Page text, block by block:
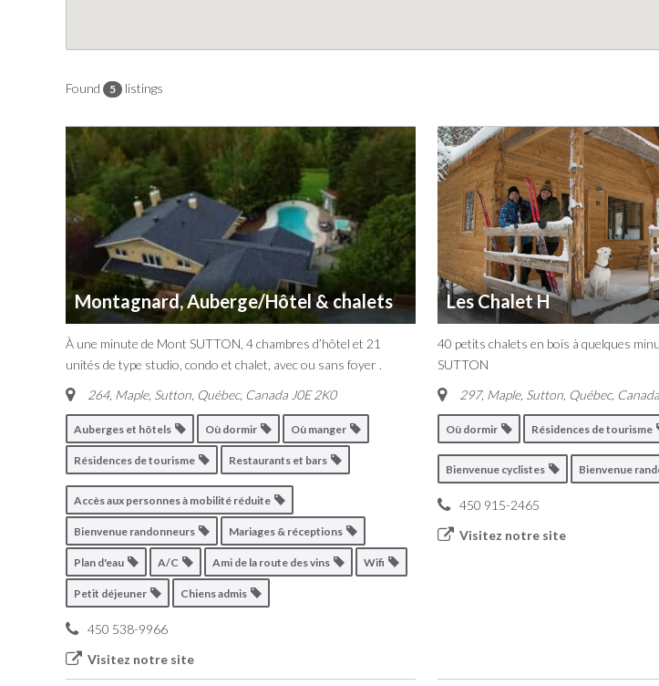
Found 5 listings
Montagnard, Auberge/Hôtel & chalets
À une minute de Mont SUTTON, 4 chambres d’hôtel et 21
unités de type studio, condo et chalet, avec ou sans foyer .
264, Maple, Sutton Québec, Canada J0E 2K0
Auberges et hôtels Où dormir Où manger
Résidences de tourisme Restaurants et bars
Accès aux personnes à mobilité réduite
Bienvenue randonneurs Mariages & réceptions
Plan d'eau A/C Ami de la route des vins Wifi
Petit déjeuner Chiens admis
450 538-9966
Visitez notre site
Les Chalet H
40 petits chalets en bois à quelques
SUTTON
297, Maple, Sutton Québec, Canada
Où dormir Résidences de tourisme
Bienvenue cyclistes Bienvenue
450 915-2465
Visitez notre site